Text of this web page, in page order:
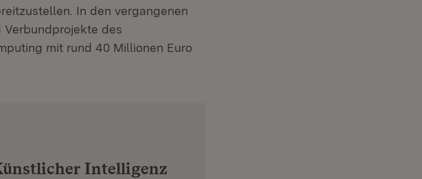
In den vergangenen
des
mit rund 40 Millionen Euro
Intelligenz